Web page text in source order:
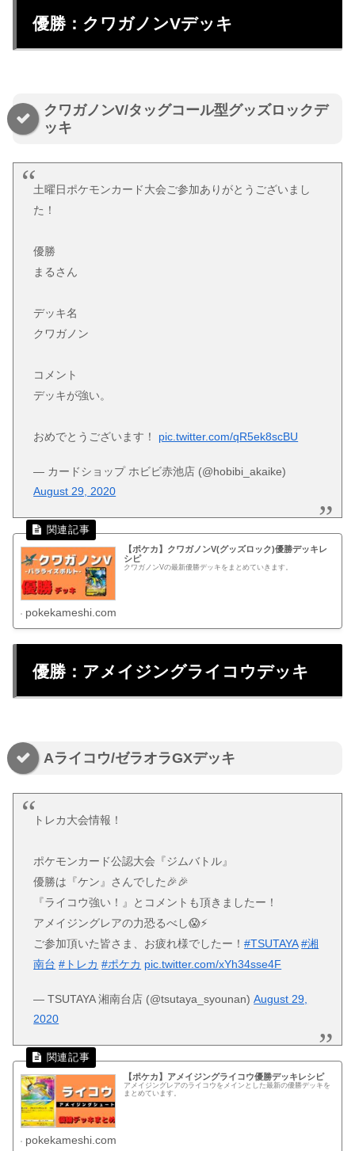
優勝：クワガノンVデッキ
クワガノンV/タッグコール型グッズロックデ
ッキ
土曜日ポケモンカード大会ご参加ありがとうございまし
た！
優勝
まるさん
デッキ名
クワガノン
コメント
デッキが強い。
おめでとうございます！ pic.twitter.com/qR5ek8scBU
— カードショップ ホビビ赤池店 (@hobibi_akaike)
August 29, 2020
【ポケカ】クワガノンV(グッズロック)優勝デッキレ
シピ
クワガノンVの最新優勝デッキをまとめていきます。
pokekameshi.com
優勝：アメイジングライコウデッキ
Aライコウ/ゼラオラGXデッキ
トレカ大会情報！
ポケモンカード公認大会『ジムバトル』
優勝は『ケン』さんでした🎉🎉
『ライコウ強い！』とコメントも頂きましたー！
アメイジングレアの力恐るべし😱⚡️
ご参加頂いた皆さま、お疲れ様でしたー！#TSUTAYA #湘
南台 #トレカ #ポケカ pic.twitter.com/xYh34sse4F
— TSUTAYA 湘南台店 (@tsutaya_syounan)August 29,
2020
【ポケカ】アメイジングライコウ優勝デッキレシピ
アメイジングレアのライコウをメインとした最新の優勝デッキを
まとめています。
pokekameshi.com